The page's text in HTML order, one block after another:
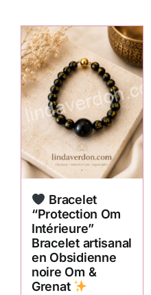
Bracelet
“Protection Om
Intérieure”
Bracelet artisanal
en Obsidienne
noire Om &
Grenat